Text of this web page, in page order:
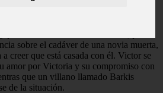
comprometido con Victoria Everglot,
Durante los ensayos de la boda, Victor
practica sus votos matrimoniales, pero
sobre el cadáver de una novia muerta,
creer que está casada con él. Victor se
amor por Victoria y su compromiso con
que un villano llamado Barkis
de la situación.